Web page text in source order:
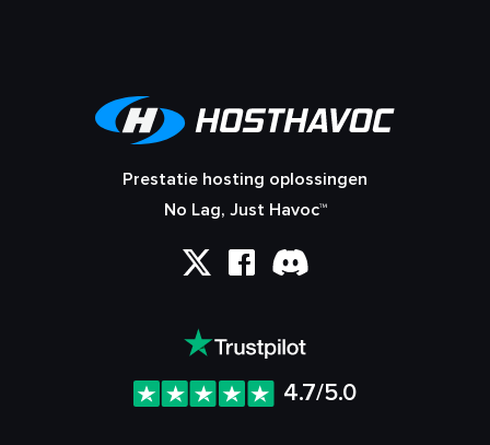
Prestatie hosting oplossingen
No Lag, Just Havoc™
4.7/5.0